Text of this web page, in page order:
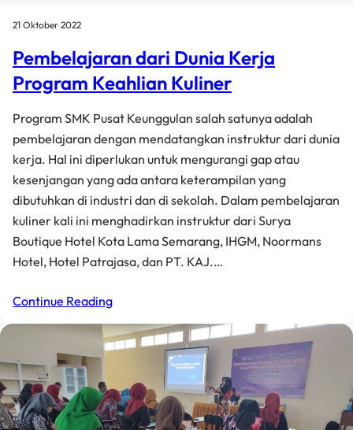
21 Oktober 2022
Pembelajaran dari Dunia Kerja
Program Keahlian Kuliner
Program SMK Pusat Keunggulan salah satunya adalah
pembelajaran dengan mendatangkan instruktur dari dunia
kerja. Hal ini diperlukan untuk mengurangi gap atau
kesenjangan yang ada antara keterampilan yang
dibutuhkan di industri dan di sekolah. Dalam pembelajaran
kuliner kali ini menghadirkan instruktur dari Surya
Boutique Hotel Kota Lama Semarang, IHGM, Noormans
Hotel, Hotel Patrajasa, dan PT. KAJ.…
Continue Reading